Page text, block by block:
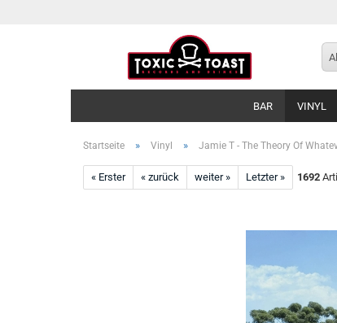
BAR VINYL
Startseite » Vinyl » Jamie T - The Theory Of
« Erster « zurück weiter » Letzter » 1692